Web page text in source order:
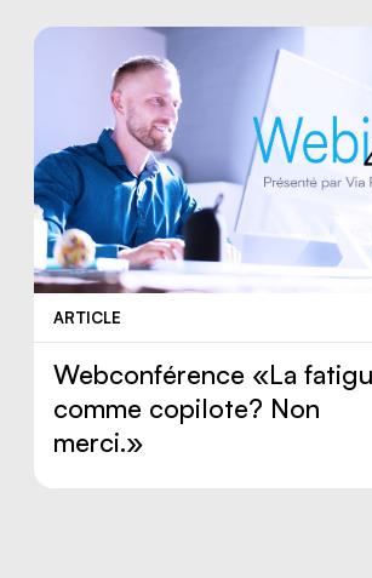
ARTICLE
Webconférence «La
comme copilote? Non
merci.»